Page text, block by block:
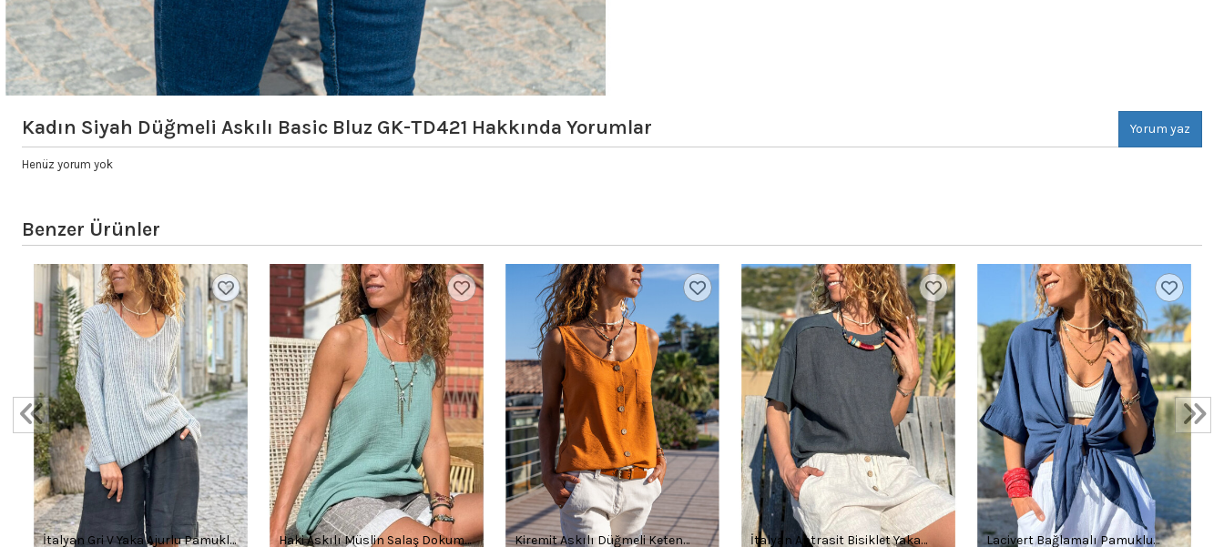
Kadın Siyah Düğmeli Askılı Basic Bluz GK-TD421 Hakkında Yorumlar Yorum yaz
Henüz yorum yok
Benzer Ürünler
İtalyan Gri V Yaka Ajurlu Pamuklu
Haki Askılı Müslin Salaş Dokuma
Kiremit Askılı Düğmeli Keten
İtalyan Antrasit Bisiklet Yaka
Lacivert Bağlamalı Pamuklu